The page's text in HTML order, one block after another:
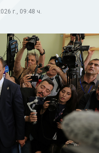
г., 09:48 ч.